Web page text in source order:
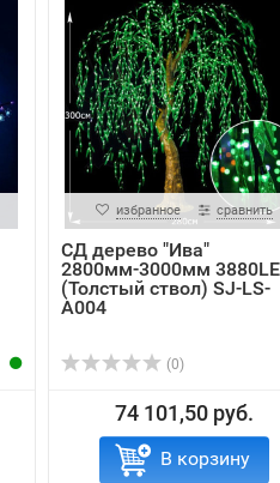
избранное сравнить
СД дерево "Ива"
2800мм-3000мм
(Толстый ствол) SJ-LS-
A004
(0)
74 101,50 руб.
В корзину